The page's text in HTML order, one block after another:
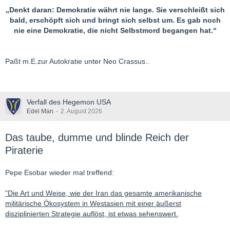
„Denkt daran: Demokratie währt nie lange. Sie verschleißt sich
bald, erschöpft sich und bringt sich selbst um. Es gab noch
nie eine Demokratie, die nicht Selbstmord begangen hat.“
Paßt m.E.zur Autokratie unter Neo Crassus..
Verfall des Hegemon USA
Edel Man 2. August 2026
Das taube, dumme und blinde Reich der
Piraterie
Pepe Esobar wieder mal treffend:
"Die Art und Weise, wie der Iran das gesamte amerikanische
militärische Ökosystem in Westasien mit einer äußerst
disziplinierten Strategie auflöst, ist etwas sehenswert.